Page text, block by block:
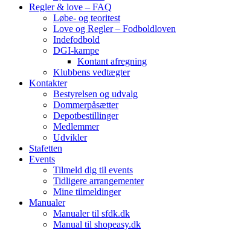
Regler & love – FAQ
Løbe- og teoritest
Love og Regler – Fodboldloven
Indefodbold
DGI-kampe
Kontant afregning
Klubbens vedtægter
Kontakter
Bestyrelsen og udvalg
Dommerpåsætter
Depotbestillinger
Medlemmer
Udvikler
Stafetten
Events
Tilmeld dig til events
Tidligere arrangementer
Mine tilmeldinger
Manualer
Manualer til sfdk.dk
Manual til shopeasy.dk